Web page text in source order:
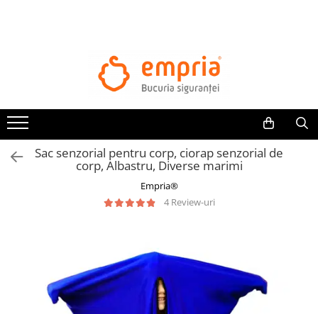
Bariere protectie pentru pat
Protectii mobilier
Banda protectie mobila copii
Protectie colturi mobila copii
Kituri de siguranta pentru copii si
Protectii casa
Sac senzorial pentru corp, ciorap senzorial de
corp, Albastru, Diverse marimi
Empria®
4 Review-uri